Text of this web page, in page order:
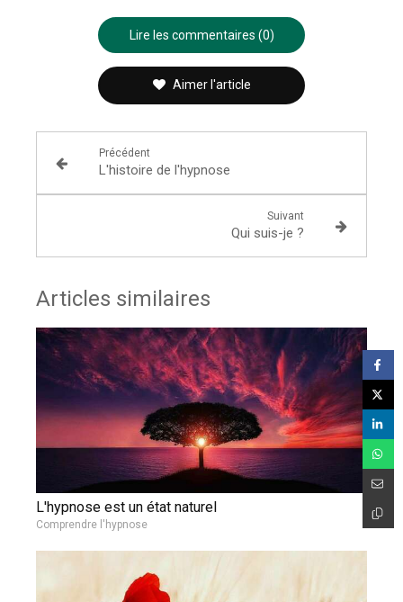
Lire les commentaires (0)
Aimer l'article
Précédent
L'histoire de l'hypnose
Suivant
Qui suis-je ?
Articles similaires
L'hypnose est un état naturel
Comprendre l'hypnose